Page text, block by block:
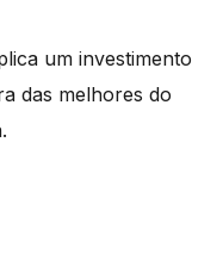
um investimento
das melhores do